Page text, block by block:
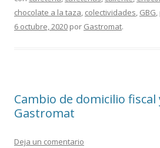
chocolate a la taza, colectividades, GBG,
6 octubre, 2020 por Gastromat.
Cambio de domicilio fiscal
Gastromat
Deja un comentario